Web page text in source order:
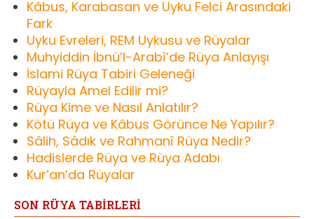
Kâbus, Karabasan ve Uyku Felci Arasındaki
Fark
Uyku Evreleri, REM Uykusu ve Rüyalar
Muhyiddin İbnü’l-Arabî’de Rüya Anlayışı
İslami Rüya Tabiri Geleneği
Rüyayla Amel Edilir mi?
Rüya Kime ve Nasıl Anlatılır?
Kötü Rüya ve Kâbus Görünce Ne Yapılır?
Sâlih, Sâdık ve Rahmanî Rüya Nedir?
Hadislerde Rüya ve Rüya Adabı
Kur’an’da Rüyalar
SON RÜYA TABİRLERİ